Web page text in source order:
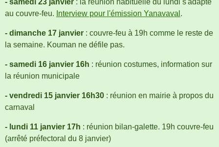
- samedi 23 janvier : la réunion habituelle du lundi s'adapte
au couvre-feu. Interview pour l'émission Yanavaval .
- dimanche 17 janvier : couvre-feu à 19h comme le reste de
la semaine. Kouman ne défile pas.
- samedi 16 janvier 16h : réunion costumes, information sur
la réunion municipale
- vendredi 15 janvier 16h30 : réunion en mairie à propos du
carnaval
- lundi 11 janvier 17h : réunion bilan-galette. 19h couvre-feu
(arrêté préfectoral du 8 janvier)